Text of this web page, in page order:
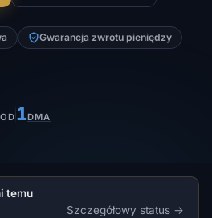
Gwarancja zwrotu pieniędzy
1DMA
temu
Szczegółowy status